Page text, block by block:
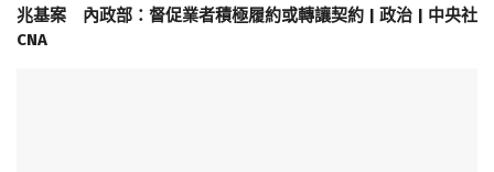
兆基案 內政部：督促業者積極履約或轉讓契約 | 政治 | 中央社
CNA